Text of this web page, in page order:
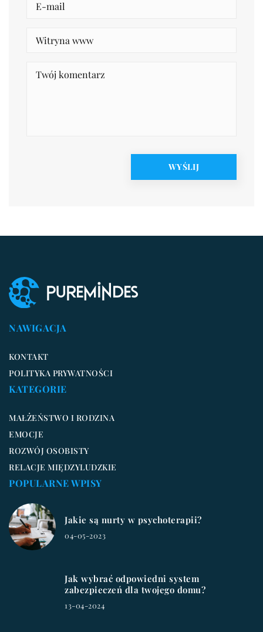
NAWIGACJA
KONTAKT
POLITYKA PRYWATNOŚCI
KATEGORIE
MAŁŻEŃSTWO I RODZINA
EMOCJE
ROZWÓJ OSOBISTY
RELACJE MIĘDZYLUDZKIE
POPULARNE WPISY
Jakie są nurty w psychoterapii?
04-05-2023
Jak wybrać odpowiedni system
zabezpieczeń dla twojego domu?
13-04-2024